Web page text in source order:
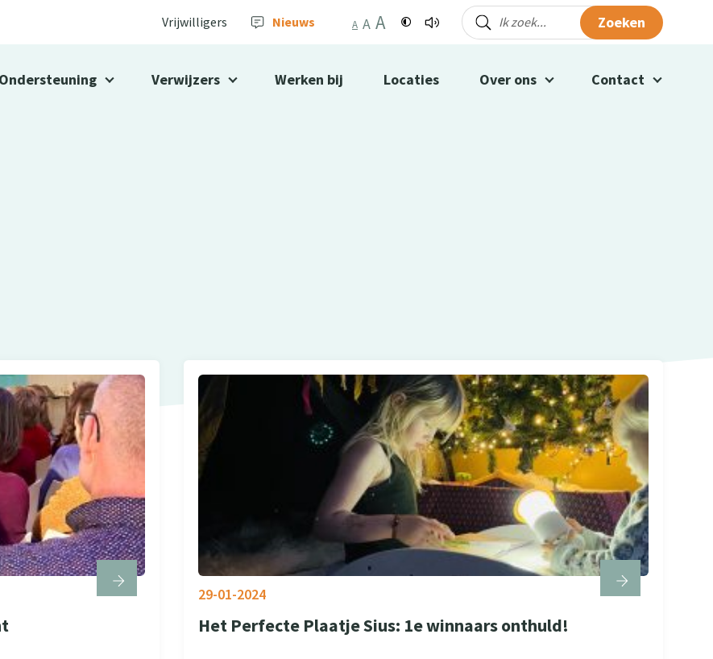
Vrijwilligers Nieuws A A A Zoeken
Ondersteuning Verwijzers Werken bij Locaties Over ons Contact
Het Perfecte Plaatje Sius: 1e winnaars onthuld!
29-01-2024